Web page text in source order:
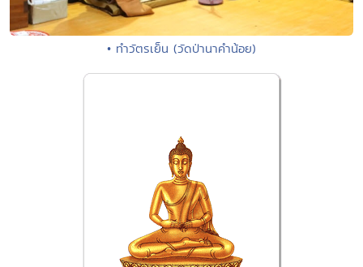
• ทำวัตรเย็น (วัดป่านาคำน้อย)